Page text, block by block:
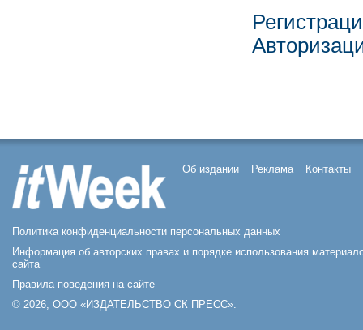
Об издании Реклама Контакты
Политика конфиденциальности персональных данных
Информация об авторских правах и порядке использования
сайта
Правила поведения на сайте
© 2026, ООО «ИЗДАТЕЛЬСТВО СК ПРЕСС».